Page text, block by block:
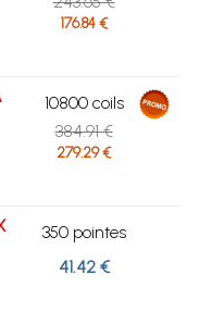
176.84 €
10800 coils
384.91 €
279.29 €
350 pointes
41.42 €